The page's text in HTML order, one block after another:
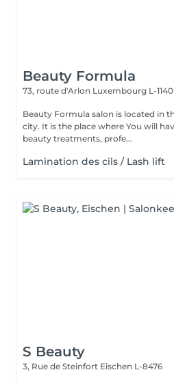
Beauty Formula
73, route d'Arlon Luxembourg L-1140
Beauty Formula salon is located in
city. It is the place where You will have full privacy for luxury
beauty treatments, profe...
Lamination des cils / Lash lift
S Beauty
3, Rue de Steinfort Eischen L-8476